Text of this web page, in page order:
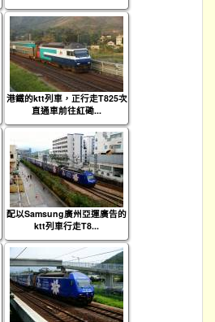
港鐵的ktt列車，正行走T825次
直通車前往紅磡...
配以Samsung廣州亞運廣告的
ktt列車行走T8...